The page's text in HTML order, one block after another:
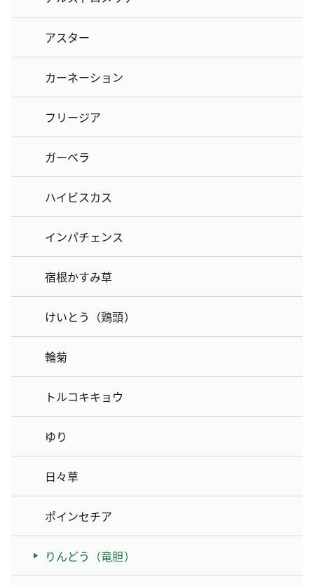
アスター
カーネーション
フリージア
ガーベラ
ハイビスカス
インパチェンス
宿根かすみ草
けいとう（鶏頭）
輪菊
トルコキキョウ
ゆり
日々草
ポインセチア
りんどう（竜胆）